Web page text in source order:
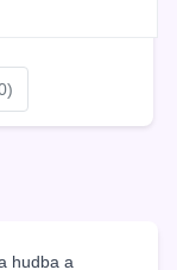
hudba a